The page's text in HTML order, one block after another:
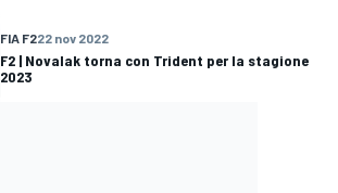
FIA F222 nov 2022
F2 | Novalak torna con Trident per la stagione
2023